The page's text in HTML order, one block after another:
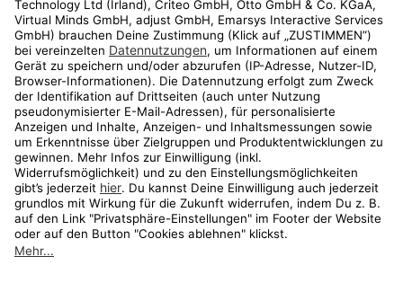
Privatsphäre-EinstellungenAGBDatenschutzCompliance
GeschenkgutscheinbedingungenImpressumHelp Center